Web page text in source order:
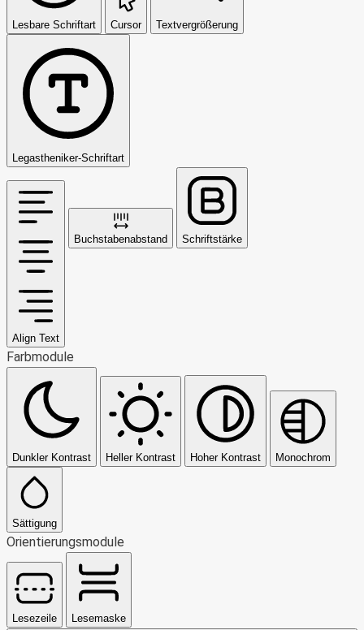
Lesbare Schriftart Cursor Textvergrößerung
Legastheniker-Schriftart
Align Text
Buchstabenabstand Schriftstärke
Farbmodule
Dunkler Kontrast Heller Kontrast Hoher Kontrast Monochrom
Sättigung
Orientierungsmodule
Lesezeile
Lesemaske